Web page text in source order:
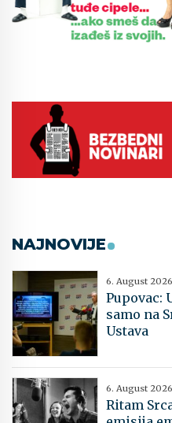
NAJNOVIJE
6. August
Pupovac:
samo na
Ustava
6. August
Ritam